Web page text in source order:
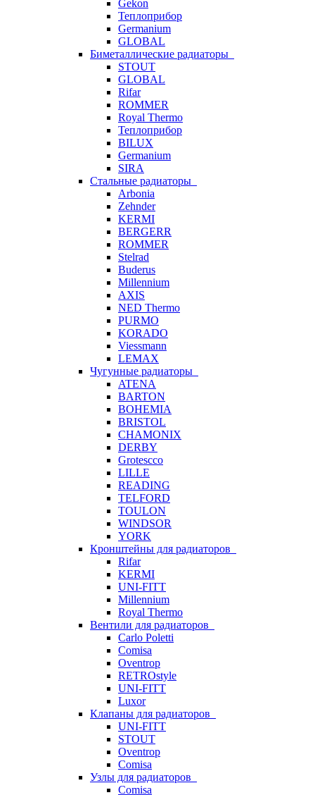
Gekon
Теплоприбор
Germanium
GLOBAL
Биметаллические радиаторы
STOUT
GLOBAL
Rifar
ROMMER
Royal Thermo
Теплоприбор
BILUX
Germanium
SIRA
Стальные радиаторы
Arbonia
Zehnder
KERMI
BERGERR
ROMMER
Stelrad
Buderus
Millennium
AXIS
NED Thermo
PURMO
KORADO
Viessmann
LEMAX
Чугунные радиаторы
ATENA
BARTON
BOHEMIA
BRISTOL
CHAMONIX
DERBY
Grotescco
LILLE
READING
TELFORD
TOULON
WINDSOR
YORK
Кронштейны для радиаторов
Rifar
KERMI
UNI-FITT
Millennium
Royal Thermo
Вентили для радиаторов
Carlo Poletti
Comisa
Oventrop
RETROstyle
UNI-FITT
Luxor
Клапаны для радиаторов
UNI-FITT
STOUT
Oventrop
Comisa
Узлы для радиаторов
Comisa